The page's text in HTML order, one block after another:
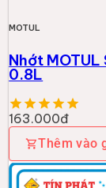
MOTUL
Nhớt MOTUL
0.8L
163.000đ
Thêm vào